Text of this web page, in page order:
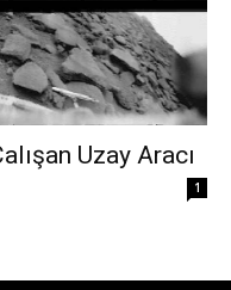
Uzay Aracı
1